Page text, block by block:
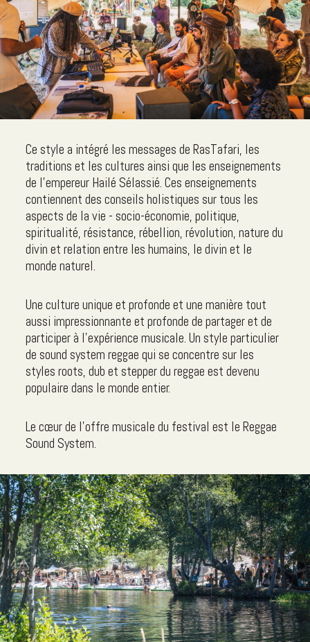
Ce style a intégré les messages de RasTafari, les
traditions et les cultures ainsi que les enseignements
de l'empereur Hailé Sélassié. Ces enseignements
contiennent des conseils holistiques sur tous les
aspects de la vie - socio-économie, politique,
spiritualité, résistance, rébellion, révolution, nature du
divin et relation entre les humains, le divin et le
monde naturel.
Une culture unique et profonde et une manière tout
aussi impressionnante et profonde de partager et de
participer à l'expérience musicale. Un style particulier
de sound system reggae qui se concentre sur les
styles roots, dub et stepper du reggae est devenu
populaire dans le monde entier.
Le cœur de l'offre musicale du festival est le Reggae
Sound System.